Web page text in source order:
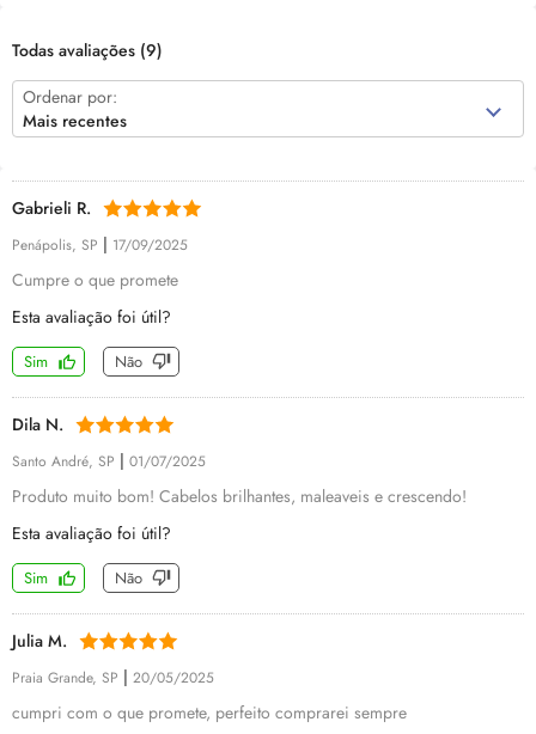
Todas avaliações (9)
Ordenar por:
Mais recentes
Gabrieli R.
Penápolis, SP | 17/09/2025
Cumpre o que promete
Esta avaliação foi útil?
Sim Não
Dila N.
Santo André, SP | 01/07/2025
Produto muito bom! Cabelos brilhantes, maleaveis e crescendo!
Esta avaliação foi útil?
Sim Não
Julia M.
Praia Grande, SP | 20/05/2025
cumpri com o que promete, perfeito comprarei sempre